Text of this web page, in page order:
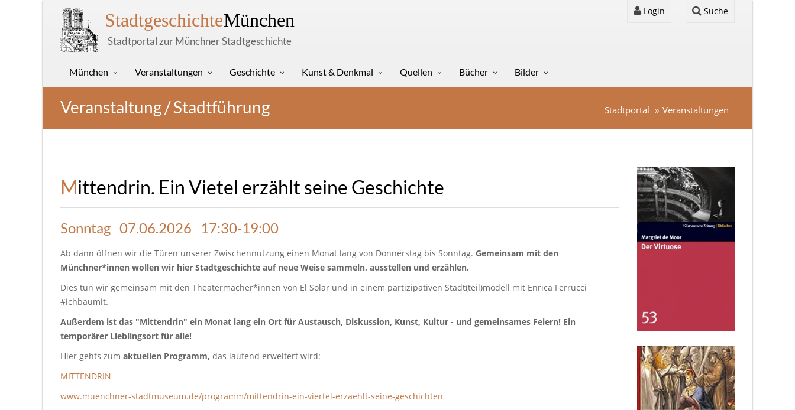
StadtgeschichteMünchen
Stadtportal zur Münchner Stadtgeschichte
Login Suche
München Veranstaltungen Geschichte Kunst & Denkmal Quellen Bücher Bilder
Veranstaltung / Stadtführung Stadtportal Veranstaltungen
Mittendrin. Ein Vietel erzählt seine Geschichte
Sonntag 07.06.2026 17:30-19:00
Ab dann öffnen wir die Türen unserer Zwischennutzung einen Monat lang von Donnerstag bis Sonntag. Gemeinsam mit den
Münchner*innen wollen wir hier Stadtgeschichte auf neue Weise sammeln, ausstellen und erzählen.
Dies tun wir gemeinsam mit den Theatermacher*innen von El Solar und in einem partizipativen Stadt(teil)modell mit Enrica Ferrucci
#ichbaumit.
Außerdem ist das "Mittendrin" ein Monat lang ein Ort für Austausch, Diskussion, Kunst, Kultur - und gemeinsames Feiern! Ein
temporärer Lieblingsort für alle!
Hier gehts zum aktuellen Programm, das laufend erweitert wird:
MITTENDRIN
www.muenchner-stadtmuseum.de/programm/mittendrin-ein-viertel-erzaehlt-seine-geschichten